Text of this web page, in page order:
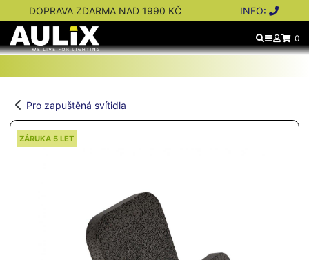
DOPRAVA ZDARMA NAD 1990 KČ INFO:
0
Pro zapuštěná svítidla
ZÁRUKA 5 LET